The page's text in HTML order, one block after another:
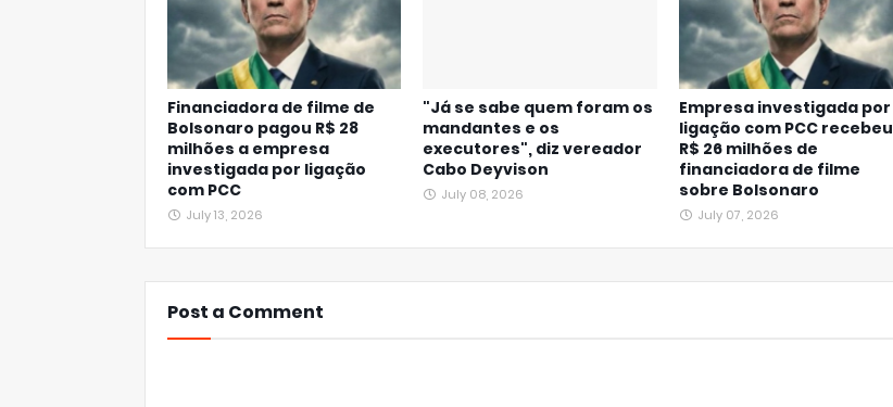
Financiadora de filme de
Bolsonaro pagou R$ 28
milhões a empresa
investigada por ligação
com PCC
July 13, 2026
"Já se sabe quem foram os
mandantes e os
executores", diz vereador
Cabo Deyvison
July 08, 2026
Empresa investigada por
ligação com PCC recebeu
R$ 26 milhões de
financiadora de filme
sobre Bolsonaro
July 07, 2026
Post a Comment